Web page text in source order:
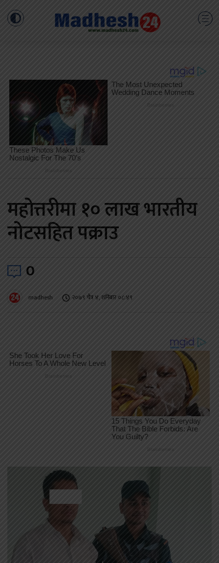
महोत्तरीमा १० लाख भारतीय
नोटसहित पक्राउ
0
madhesh २०७९ चैत्र ४, शनिबार ०८:४९